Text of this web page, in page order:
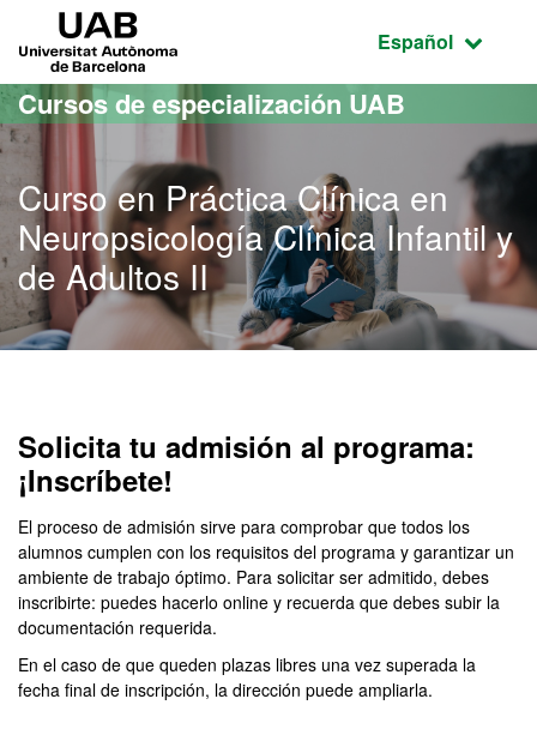
Acceso al contenido principal
Acceso a la navegación de la página
Idioma
Español
Cursos de especialización UAB
Curso en Práctica Clínica en
Neuropsicología Clínica Infantil y
de Adultos II
Solicita tu admisión al programa:
¡Inscríbete!
El proceso de admisión sirve para comprobar que todos los
alumnos cumplen con los requisitos del programa y garantizar un
ambiente de trabajo óptimo. Para solicitar ser admitido, debes
inscribirte: puedes hacerlo online y recuerda que debes subir la
documentación requerida.
En el caso de que queden plazas libres una vez superada la
fecha final de inscripción, la dirección puede ampliarla.